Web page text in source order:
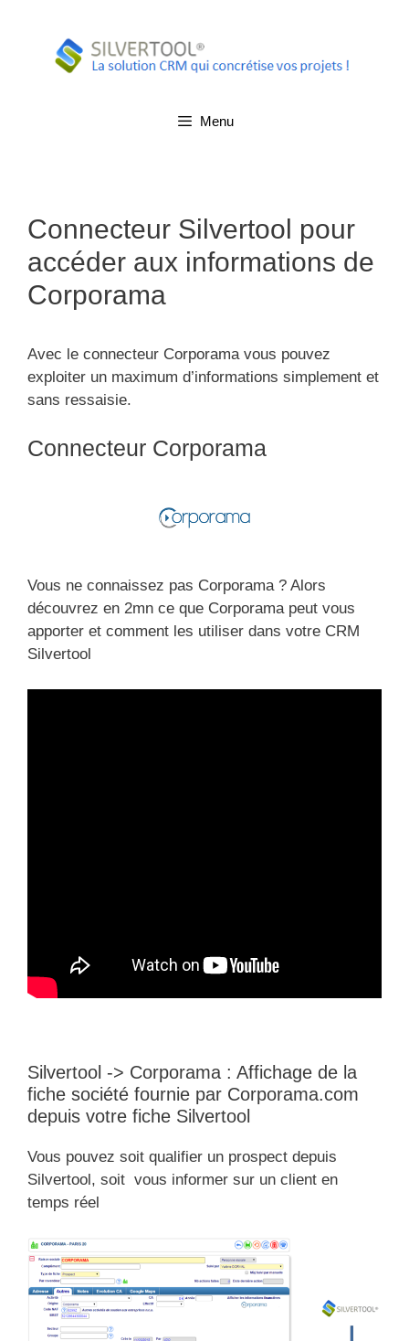
Menu
Connecteur Silvertool pour
accéder aux informations de
Corporama
Avec le connecteur Corporama vous pouvez
exploiter un maximum d’informations simplement et
sans ressaisie.
Connecteur Corporama
Vous ne connaissez pas Corporama ? Alors
découvrez en 2mn ce que Corporama peut vous
apporter et comment les utiliser dans votre CRM
Silvertool
Silvertool -> Corporama : Affichage de la
fiche société fournie par Corporama.com
depuis votre fiche Silvertool
Vous pouvez soit qualifier un prospect depuis
Silvertool, soit vous informer sur un client en
temps réel